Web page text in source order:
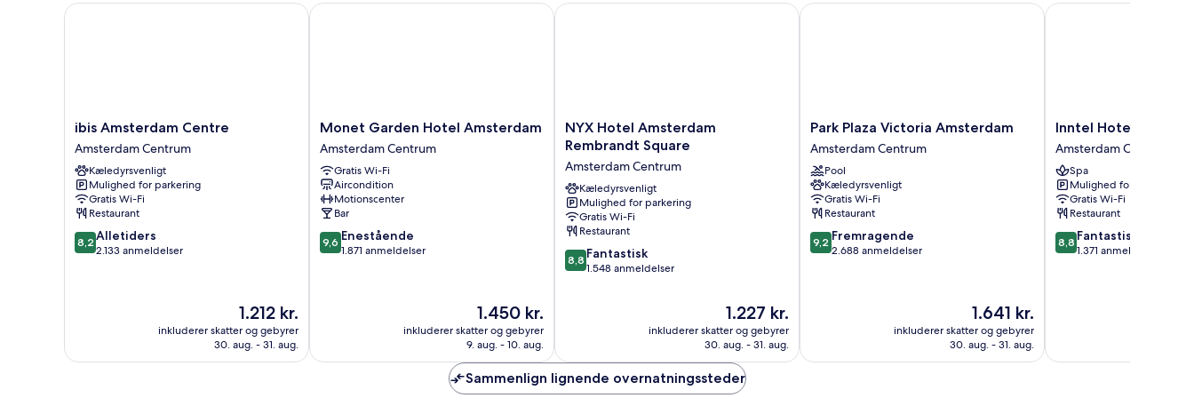
ibis
Amsterdam
Centre
Amsterdam
Centrum
ibis Amsterdam Centre
Amsterdam Centrum
Kæledyrsvenligt
Mulighed for parkering
Gratis Wi-Fi
Restaurant
8.2
ud
8,2 Alletiders
2.133 anmeldelser
Prisen
er
1.212 kr.
1.212 kr.
inkluderer skatter og gebyrer
30. aug. - 31. aug.
ibis Amsterdam Centre
Monet
Garden
Hotel
Amsterdam
Amsterdam
Centrum
Monet Garden Hotel Amsterdam
Amsterdam Centrum
Gratis Wi-Fi
Aircondition
Motionscenter
Bar
9.6
ud
9,6 Enestående
1.871 anmeldelser
Prisen
er
1.450 kr.
1.450 kr.
inkluderer skatter og gebyrer
9. aug. - 10. aug.
Monet Garden Hotel Amsterdam
NYX
Hotel
Rembrandt
Square
Amsterdam
Centrum
NYX Hotel Amsterdam
Rembrandt Square
Amsterdam Centrum
Kæledyrsvenligt
Mulighed for parkering
Gratis Wi-Fi
Restaurant
8.8
ud
8,8 Fantastisk
1.548 anmeldelser
Prisen
er
1.227 kr.
1.227 kr.
inkluderer skatter og gebyrer
30. aug. - 31. aug.
NYX Hotel Amsterdam Rembrandt Square
Park
Plaza
Victoria
Amsterdam
Amsterdam
Centrum
Park Plaza Victoria Amsterdam
Amsterdam Centrum
Pool
Kæledyrsvenligt
Gratis Wi-Fi
Restaurant
9.2
ud
9,2 Fremragende
2.688 anmeldelser
Prisen
er
1.641 kr.
1.641 kr.
inkluderer skatter og gebyrer
30. aug. - 31. aug.
Park Plaza Victoria Amsterdam
Inntel
Hotels
Amsterdam
Centre
Amsterdam
Centrum
Inntel Hotels
Amsterdam Centrum
Spa
Mulighed for parkering
Gratis Wi-Fi
Restaurant
8.8
ud
8,8 Fantastisk
1.371 anmeldelser
Inntel Hotels
Sammenlign lignende overnatningssteder